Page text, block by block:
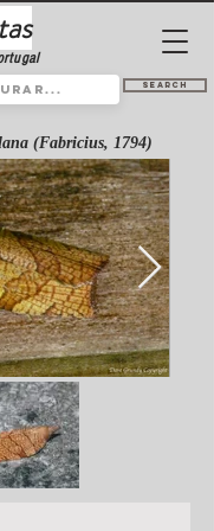
Search
(Fabricius, 1794)